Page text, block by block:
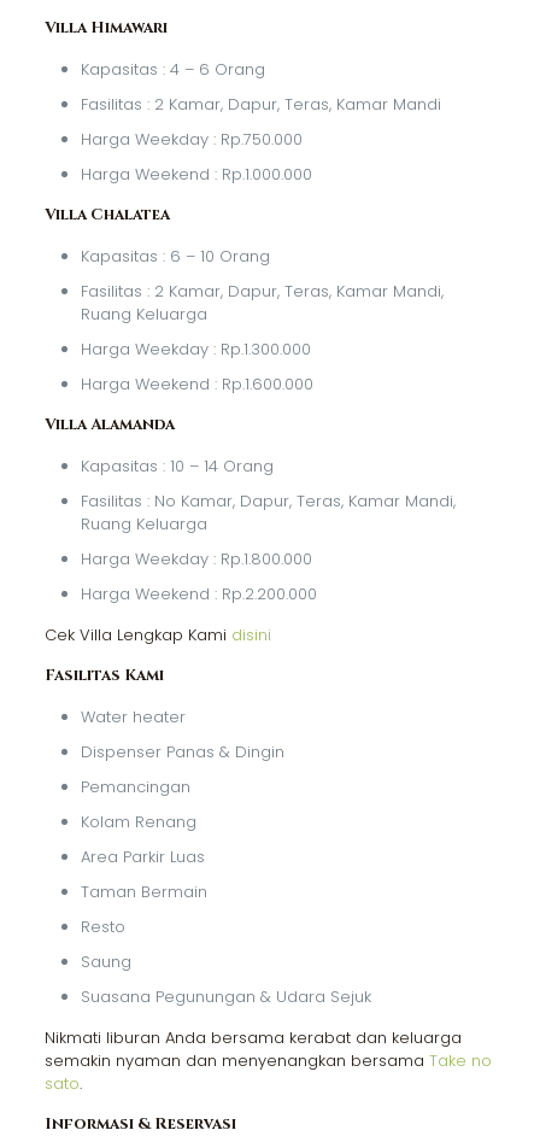
Villa Himawari
Kapasitas : 4 – 6 Orang
Fasilitas : 2 Kamar, Dapur, Teras, Kamar Mandi
Harga Weekday : Rp.750.000
Harga Weekend : Rp.1.000.000
Villa Chalatea
Kapasitas : 6 – 10 Orang
Fasilitas : 2 Kamar, Dapur, Teras, Kamar Mandi,
Ruang Keluarga
Harga Weekday : Rp.1.300.000
Harga Weekend : Rp.1.600.000
Villa Alamanda
Kapasitas : 10 – 14 Orang
Fasilitas : No Kamar, Dapur, Teras, Kamar Mandi,
Ruang Keluarga
Harga Weekday : Rp.1.800.000
Harga Weekend : Rp.2.200.000
Cek Villa Lengkap Kami disini
Fasilitas Kami
Water heater
Dispenser Panas & Dingin
Pemancingan
Kolam Renang
Area Parkir Luas
Taman Bermain
Resto
Saung
Suasana Pegunungan & Udara Sejuk
Nikmati liburan Anda bersama kerabat dan keluarga
semakin nyaman dan menyenangkan bersama Take no
sato.
Informasi & Reservasi